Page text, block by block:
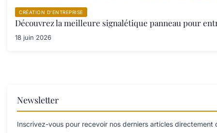
CRÉATION D’ENTREPRISE
Découvrez la meilleure signalétique panneau pour
18 juin 2026
Newsletter
Inscrivez-vous pour recevoir nos derniers articles directement